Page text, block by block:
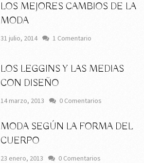
LOS MEJORES CAMBIOS DE LA
MODA
31 julio, 2014 1 Comentario
LOS LEGGINS Y LAS MEDIAS
CON DISEÑO
14 marzo, 2013 0 Comentarios
MODA SEGÚN LA FORMA DEL
CUERPO
23 enero, 2013 0 Comentarios